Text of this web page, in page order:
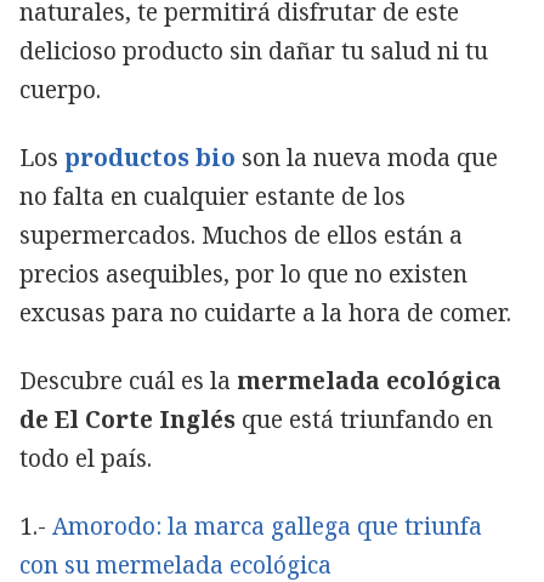
naturales, te permitirá disfrutar de este
delicioso producto sin dañar tu salud ni tu
cuerpo.
Los productos bio son la nueva moda que
no falta en cualquier estante de los
supermercados. Muchos de ellos están a
precios asequibles, por lo que no existen
excusas para no cuidarte a la hora de comer.
Descubre cuál es la mermelada ecológica
de El Corte Inglés que está triunfando en
todo el país.
1.- Amorodo: la marca gallega que triunfa
con su mermelada ecológica